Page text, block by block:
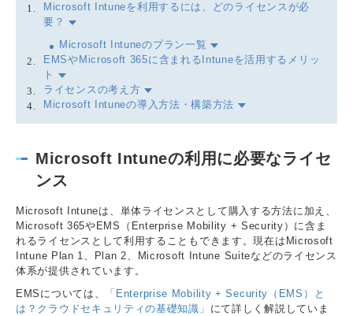
Microsoft Intuneを利用するには、どのライセンスが必
要？
Microsoft Intuneのプラン一覧
EMSやMicrosoft 365に含まれるIntuneを活用するメリッ
ト
ライセンスの考え方
Microsoft Intuneの導入方法・構築方法
Microsoft Intuneの利用に必要なライセ
ンス
Microsoft Intuneは、単体ライセンスとして購入する方法に加え、
Microsoft 365やEMS（Enterprise Mobility + Security）に含ま
れるライセンスとして利用することもできます。現在はMicrosoft
Intune Plan 1、Plan 2、Microsoft Intune Suiteなどのライセンス
体系が提供されています。
EMSについては、
「Enterprise Mobility + Security（EMS）と
は？クラウドセキュリティの基礎知識」 にて詳しく解説していま